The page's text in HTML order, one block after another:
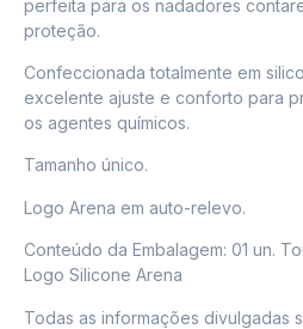
perfeita para os nadadores
proteção.
Confeccionada totalmente em
excelente ajuste e conforto para
os agentes químicos.
Tamanho único.
Logo Arena em auto-relevo.
Conteúdo da Embalagem: 01 un.
Logo Silicone Arena
Todas as informações divulgadas